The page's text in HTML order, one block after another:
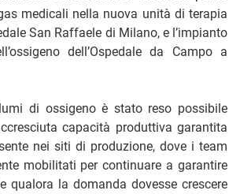
medicali nella nuova unità di terapia
San Raffaele di Milano, e l’impianto
dell’Ospedale da Campo a
di ossigeno è stato reso possibile
capacità produttiva garantita
nei siti di produzione, dove i team
mobilitati per continuare a garantire
qualora la domanda dovesse crescere